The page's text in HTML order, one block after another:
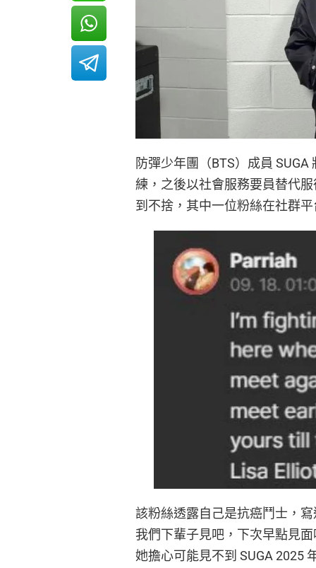
防彈少年團（BTS）成員
練，之後以社會服務要員替代
到不捨，其中一位粉絲在社群
該粉絲透露自己是抗癌鬥士，
我們下輩子見吧，下次早點見
她擔心可能見不到 SUGA 2025